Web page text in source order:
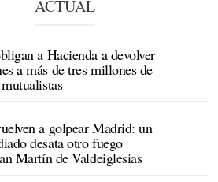
ACTUAL
a Hacienda a devolver
a más de tres millones de
a golpear Madrid: un
desata otro fuego
Martín de Valdeiglesias